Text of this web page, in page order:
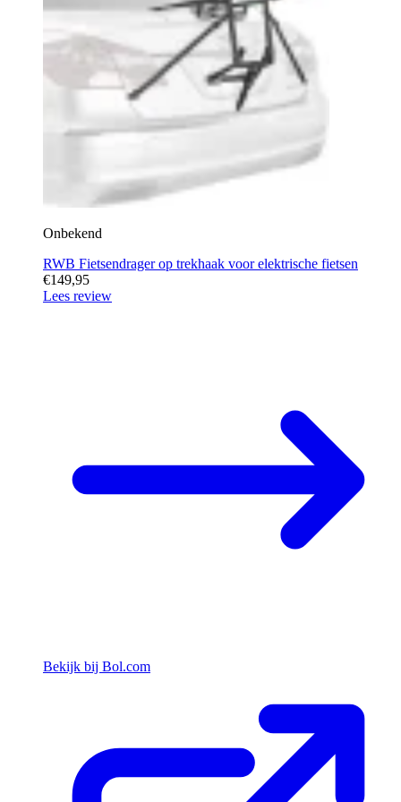
Onbekend
RWB Fietsendrager op trekhaak voor elektrische fietsen
€149,95
Lees review
Bekijk bij Bol.com